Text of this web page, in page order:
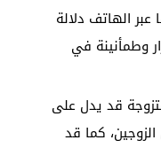
عبر الهاتف دلالة
وطمأنينة في
قد يدل على
كما قد